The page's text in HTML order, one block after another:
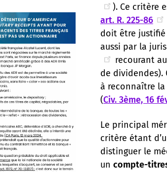
). Ce critère
art. R. 225-86
doit être justifié
aussi par la
recourant
de dividendes).
à reconnaître
(Civ. 3ème, 16
Le principal
critère étant
distinguer le
un compte-